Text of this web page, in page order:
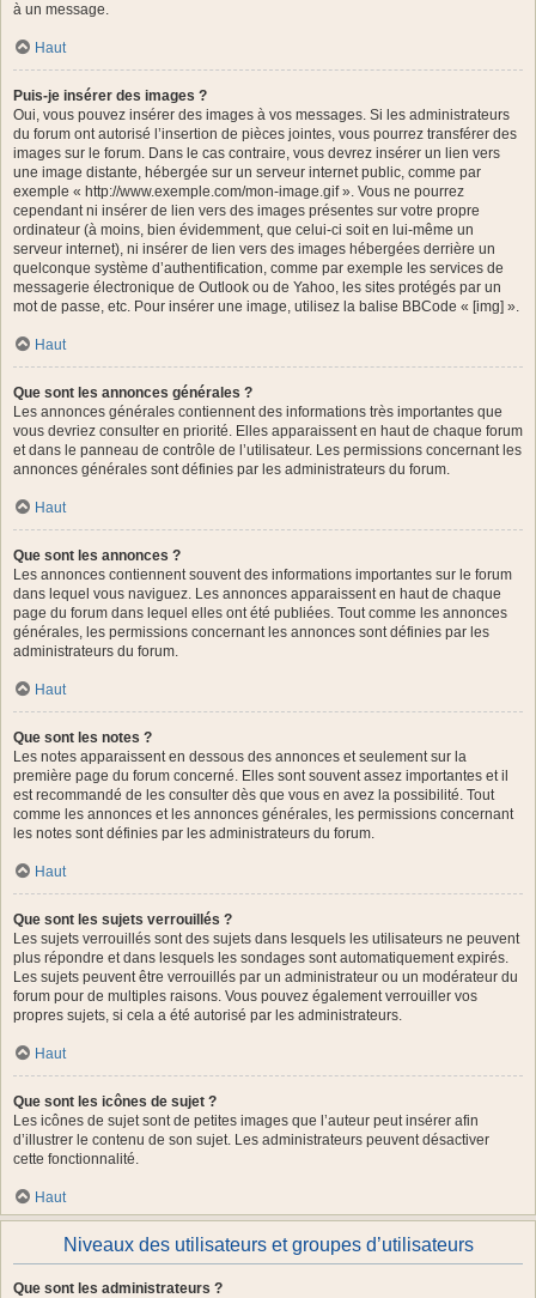
à un message.
Haut
Puis-je insérer des images ?
Oui, vous pouvez insérer des images à vos messages. Si les administrateurs
du forum ont autorisé l’insertion de pièces jointes, vous pourrez transférer des
images sur le forum. Dans le cas contraire, vous devrez insérer un lien vers
une image distante, hébergée sur un serveur internet public, comme par
exemple « http://www.exemple.com/mon-image.gif ». Vous ne pourrez
cependant ni insérer de lien vers des images présentes sur votre propre
ordinateur (à moins, bien évidemment, que celui-ci soit en lui-même un
serveur internet), ni insérer de lien vers des images hébergées derrière un
quelconque système d’authentification, comme par exemple les services de
messagerie électronique de Outlook ou de Yahoo, les sites protégés par un
mot de passe, etc. Pour insérer une image, utilisez la balise BBCode « [img] ».
Haut
Que sont les annonces générales ?
Les annonces générales contiennent des informations très importantes que
vous devriez consulter en priorité. Elles apparaissent en haut de chaque forum
et dans le panneau de contrôle de l’utilisateur. Les permissions concernant les
annonces générales sont définies par les administrateurs du forum.
Haut
Que sont les annonces ?
Les annonces contiennent souvent des informations importantes sur le forum
dans lequel vous naviguez. Les annonces apparaissent en haut de chaque
page du forum dans lequel elles ont été publiées. Tout comme les annonces
générales, les permissions concernant les annonces sont définies par les
administrateurs du forum.
Haut
Que sont les notes ?
Les notes apparaissent en dessous des annonces et seulement sur la
première page du forum concerné. Elles sont souvent assez importantes et il
est recommandé de les consulter dès que vous en avez la possibilité. Tout
comme les annonces et les annonces générales, les permissions concernant
les notes sont définies par les administrateurs du forum.
Haut
Que sont les sujets verrouillés ?
Les sujets verrouillés sont des sujets dans lesquels les utilisateurs ne peuvent
plus répondre et dans lesquels les sondages sont automatiquement expirés.
Les sujets peuvent être verrouillés par un administrateur ou un modérateur du
forum pour de multiples raisons. Vous pouvez également verrouiller vos
propres sujets, si cela a été autorisé par les administrateurs.
Haut
Que sont les icônes de sujet ?
Les icônes de sujet sont de petites images que l’auteur peut insérer afin
d’illustrer le contenu de son sujet. Les administrateurs peuvent désactiver
cette fonctionnalité.
Haut
Niveaux des utilisateurs et groupes d’utilisateurs
Que sont les administrateurs ?